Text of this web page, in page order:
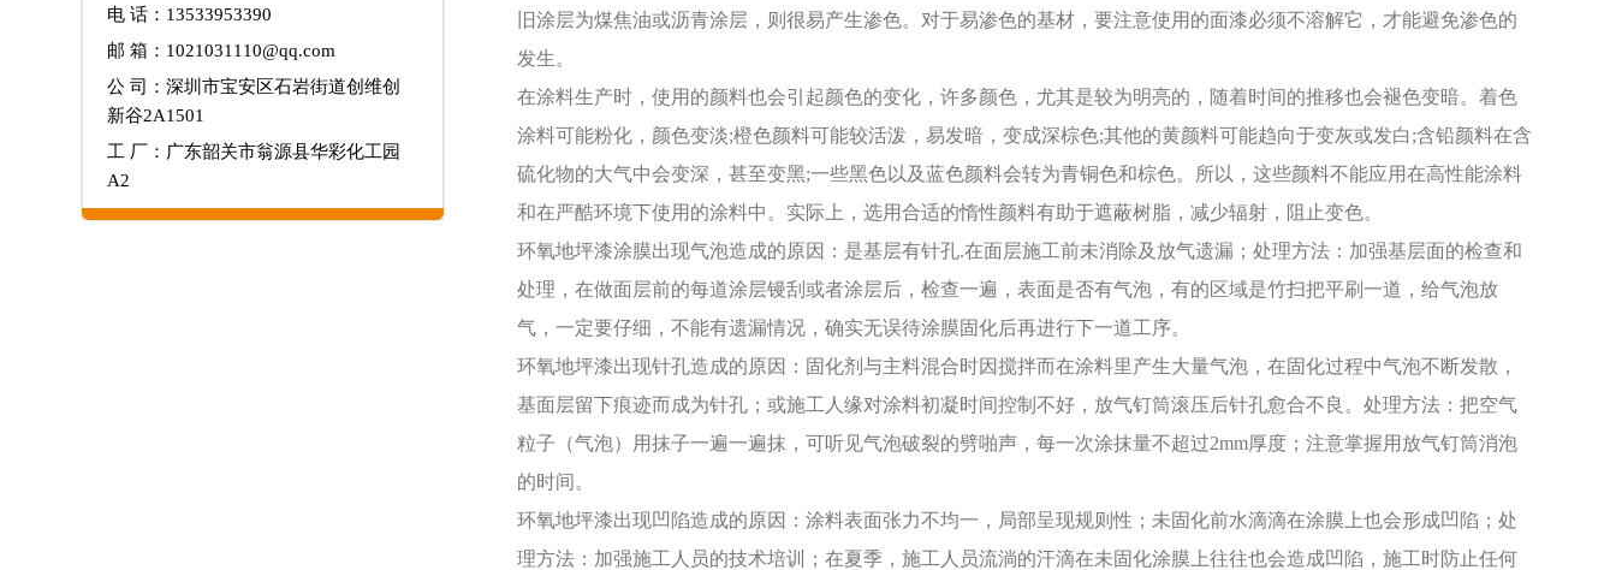
电 话：13533953390
邮 箱：1021031110@qq.com
公 司：深圳市宝安区石岩街道创维创
新谷2A1501
工 厂：广东韶关市翁源县华彩化工园
A2
旧涂层为煤焦油或沥青涂层，则很易产生渗色。对于易渗色的基材，要注意使用的面漆必须不溶解它，才能避免渗色的
发生。
在涂料生产时，使用的颜料也会引起颜色的变化，许多颜色，尤其是较为明亮的，随着时间的推移也会褪色变暗。着色
涂料可能粉化，颜色变淡;橙色颜料可能较活泼，易发暗，变成深棕色;其他的黄颜料可能趋向于变灰或发白;含铅颜料在含
硫化物的大气中会变深，甚至变黑;一些黑色以及蓝色颜料会转为青铜色和棕色。所以，这些颜料不能应用在高性能涂料
和在严酷环境下使用的涂料中。实际上，选用合适的惰性颜料有助于遮蔽树脂，减少辐射，阻止变色。
环氧地坪漆涂膜出现气泡造成的原因：是基层有针孔.在面层施工前未消除及放气遗漏；处理方法：加强基层面的检查和
处理，在做面层前的每道涂层镘刮或者涂层后，检查一遍，表面是否有气泡，有的区域是竹扫把平刷一道，给气泡放
气，一定要仔细，不能有遗漏情况，确实无误待涂膜固化后再进行下一道工序。
环氧地坪漆出现针孔造成的原因：固化剂与主料混合时因搅拌而在涂料里产生大量气泡，在固化过程中气泡不断发散，
基面层留下痕迹而成为针孔；或施工人缘对涂料初凝时间控制不好，放气钉筒滚压后针孔愈合不良。处理方法：把空气
粒子（气泡）用抹子一遍一遍抹，可听见气泡破裂的劈啪声，每一次涂抹量不超过2mm厚度；注意掌握用放气钉筒消泡
的时间。
环氧地坪漆出现凹陷造成的原因：涂料表面张力不均一，局部呈现规则性；未固化前水滴滴在涂膜上也会形成凹陷；处
理方法：加强施工人员的技术培训；在夏季，施工人员流淌的汗滴在未固化涂膜上往往也会造成凹陷，施工时防止任何